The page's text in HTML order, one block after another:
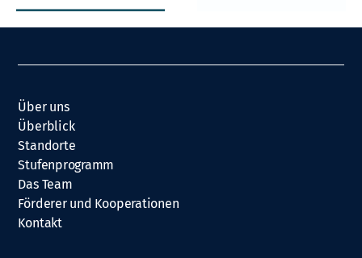
Über uns
Überblick
Standorte
Stufenprogramm
Das Team
Förderer und Kooperationen
Kontakt